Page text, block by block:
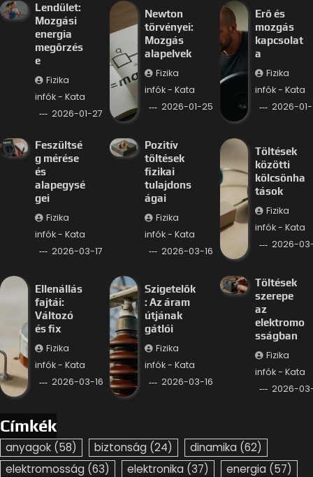
Lendület:
Mozgási
energia
megőrzés
e
Fizika
infók - Kata
2026-01-27
Newton
törvényei:
Mozgás
alapelvek
Fizika
infók - Kata
2026-01-25
Erő és
mozgás
kapcsolat
a
Fizika
infók - Kata
2026-
Feszültsé
g mérése
és
alapegysé
gei
Fizika
infók - Kata
2026-03-17
Pozitív
töltések
fizikai
tulajdons
ágai
Fizika
infók - Kata
2026-03-16
Töltések
közötti
kölcsönha
tások
Fizika
infók - Kata
2026-
Ellenállás
fajtái:
Változó
és fix
Fizika
infók - Kata
2026-03-16
Szigetelők
: Az áram
útjának
gátlói
Fizika
infók - Kata
2026-03-16
Töltések
szerepe
az
elektromo
sságban
Fizika
infók - Kata
2026-
Címkék
anyagok (58) biztonság (24) dinamika (62)
elektromosság (63) elektronika (37) energia (57)